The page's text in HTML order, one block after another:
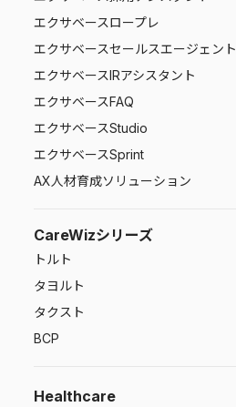
エクサベースロープレ
エクサベースセールスエージェント
エクサベースIRアシスタント
エクサベースFAQ
エクサベースStudio
エクサベースSprint
AX人材育成ソリューション
CareWizシリーズ
トルト
タヨルト
タクスト
BCP
Healthcare